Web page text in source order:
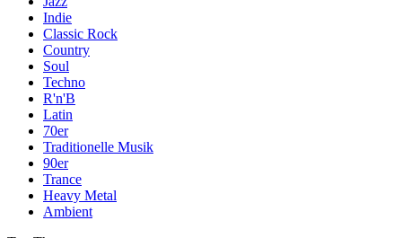
Indie
Classic Rock
Country
Soul
Techno
R'n'B
Latin
70er
Traditionelle Musik
90er
Trance
Heavy Metal
Ambient